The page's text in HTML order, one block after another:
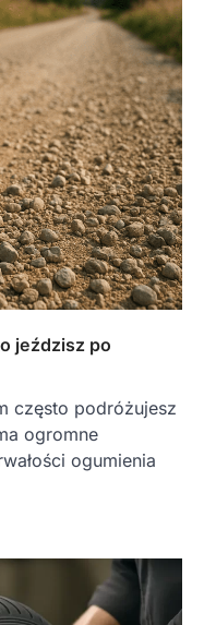
jeździsz po
często podróżujesz
ogromne
ogumienia